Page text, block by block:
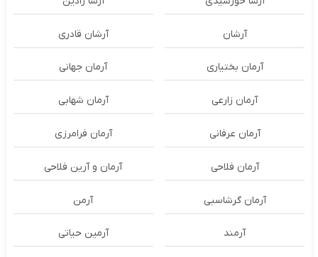
آرشان آرشان قادری
آرمان بختیاری آرمان جهانی
آرمان زارعی آرمان شهابی
آرمان عرفانی آرمان فرامرزی
آرمان فلاحی آرمان و آرین فلاحی
آرمان گرشاسبی آرمن
آرمند آرمین حیاتی